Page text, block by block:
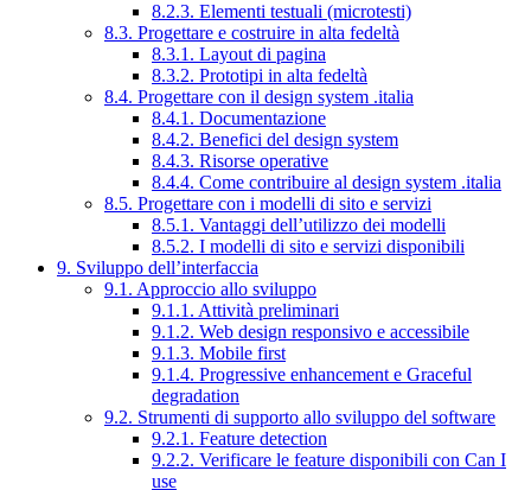
8.2.3. Elementi testuali (microtesti)
8.3. Progettare e costruire in alta fedeltà
8.3.1. Layout di pagina
8.3.2. Prototipi in alta fedeltà
8.4. Progettare con il design system .italia
8.4.1. Documentazione
8.4.2. Benefici del design system
8.4.3. Risorse operative
8.4.4. Come contribuire al design system .italia
8.5. Progettare con i modelli di sito e servizi
8.5.1. Vantaggi dell’utilizzo dei modelli
8.5.2. I modelli di sito e servizi disponibili
9. Sviluppo dell’interfaccia
9.1. Approccio allo sviluppo
9.1.1. Attività preliminari
9.1.2. Web design responsivo e accessibile
9.1.3. Mobile first
9.1.4. Progressive enhancement e Graceful
degradation
9.2. Strumenti di supporto allo sviluppo del software
9.2.1. Feature detection
9.2.2. Verificare le feature disponibili con Can I
use